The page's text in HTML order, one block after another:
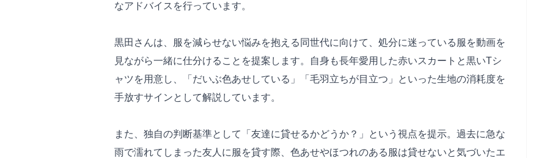
なアドバイスを行っています。
黒田さんは、服を減らせない悩みを抱える同世代に向けて、処分に迷っている服を動画を
見ながら一緒に仕分けることを提案します。自身も長年愛用した赤いスカートと黒いTシ
ャツを用意し、「だいぶ色あせしている」「毛羽立ちが目立つ」といった生地の消耗度を
手放すサインとして解説しています。
また、独自の判断基準として「友達に貸せるかどうか？」という視点を提示。過去に急な
雨で濡れてしまった友人に服を貸す際、色あせやほつれのある服は貸せないと気づいたエ